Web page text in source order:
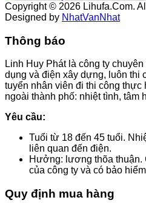
Copyright © 2026 Lihufa.Com.
Designed by NhatVanNhat
Thông báo
Linh Huy Phát là công ty
dụng và điện xây dựng, luôn thi
tuyển nhân viên đi thi công thực
ngoài thành phố: nhiệt tình, tâm
Yêu cầu:
Tuổi từ 18 đến 45 tuổi.
liên quan đến điện.
Hưởng: lương thõa thuận.
của công ty và có bảo
Quy định mua hàng